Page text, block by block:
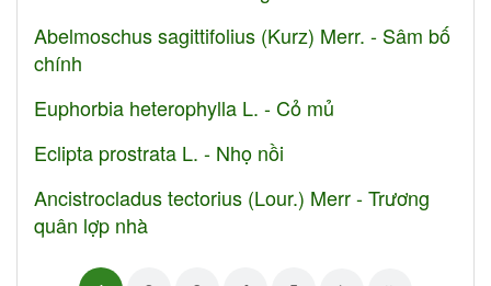
Abelmoschus sagittifolius (Kurz) Merr. - Sâm bố
chính
Euphorbia heterophylla L. - Cỏ mủ
Eclipta prostrata L. - Nhọ nồi
Ancistrocladus tectorius (Lour.) Merr - Trương
quân lợp nhà